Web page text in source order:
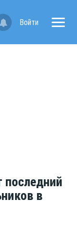
Войти
последний
в